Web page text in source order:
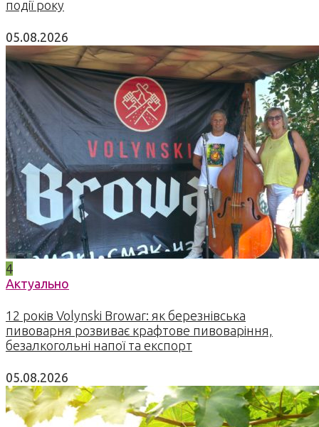
події року
05.08.2026
4
Актуально
12 років Volynski Browar: як березнівська
пивоварня розвиває крафтове пивоваріння,
безалкогольні напої та експорт
05.08.2026